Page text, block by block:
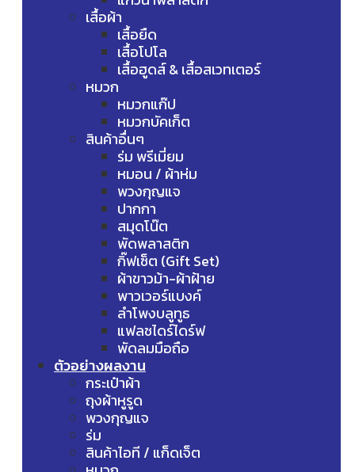
เสื้อผ้า
เสื้อยืด
เสื้อโปโล
เสื้อฮูดส์ & เสื้อสเวทเตอร์
หมวก
หมวกแก๊ป
หมวกบัคเก็ต
สินค้าอื่นๆ
ร่ม พรีเมี่ยม
หมอน / ผ้าห่ม
พวงกุญแจ
ปากกา
สมุดโน๊ต
พัดพลาสติก
กิ๊ฟเซ็ต (Gift Set)
ผ้าขาวม้า-ผ้าฝ้าย
พาวเวอร์แบงค์
ลำโพงบลูทูธ
แฟลชไดร์ไดร์ฟ
พัดลมมือถือ
ตัวอย่างผลงาน
กระเป๋าผ้า
ถุงผ้าหูรูด
พวงกุญแจ
ร่ม
สินค้าไอที / แก็ดเจ็ต